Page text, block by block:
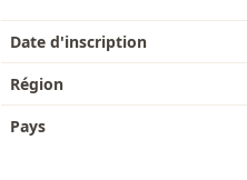
Date d'inscription
Région
Pays